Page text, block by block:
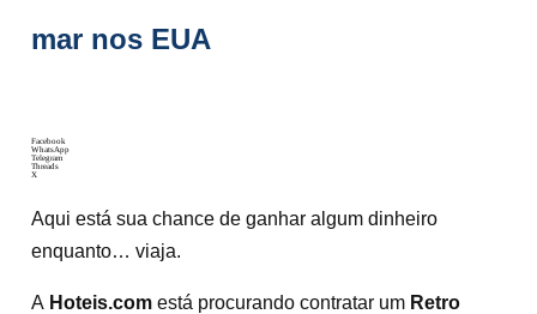
mar nos EUA
Facebook
WhatsApp
Telegram
Threads
X
Aqui está sua chance de ganhar algum dinheiro
enquanto… viaja.
A Hoteis.com está procurando contratar um Retro